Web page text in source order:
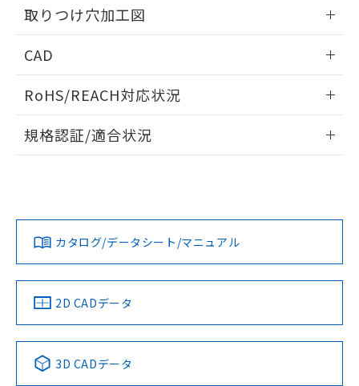
取りつけ穴加工図
CAD
ドすることができます。
ログイン/会員登録
ダウンロードデータをご利用いただく前に、以下を必ずお読
みください。
ソフトウェアの使用条件
RoHS/REACH対応状況
EU RoHS 注意事項・凡例
対応済み
中国 RoHS 注意事項・凡例
Pb Hg Cd Cr(VI)
規格認証/適合状況
LR型式承認
（イギリス
船舶規格）
DNV型式承認
（ノルウェー
BV型式承認
（フランス
KR型式
（韓国
No No No No
この製品の規格認証/適合状況ページへ
カタログ/データシート/マニュアル
2D CADデータ
3D CADデータ
ものではありません。
また、RoHS指令のフタル酸エステル類４
欄に対応日を記載しておりました。
既に当社にて対応品への在庫切替を完了
していることから、特段のことがない限
り、2022年1月12日より割愛しておりま
す。